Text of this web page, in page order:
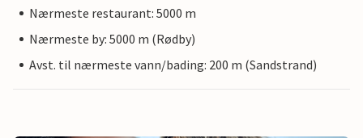
Nærmeste restaurant: 5000 m
Nærmeste by: 5000 m (Rødby)
Avst. til nærmeste vann/bading: 200 m (Sandstrand)